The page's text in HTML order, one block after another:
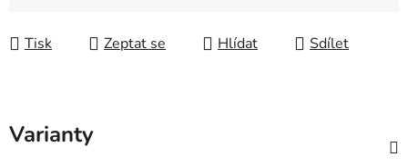
Tisk
Zeptat se Hlídat Sdílet
Varianty